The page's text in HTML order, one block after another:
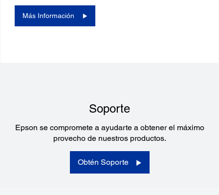
Más Información
Soporte
Epson se compromete a ayudarte a obtener el máximo
provecho de nuestros productos.
Obtén Soporte